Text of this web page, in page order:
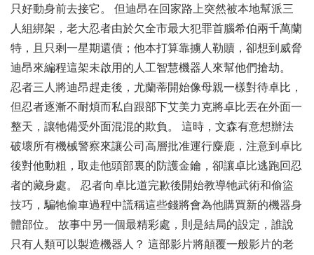
只好動身前去接它。 但迪昂在回家路上突然被本地幫派三
人組綁架，老大忍者由於欠全市最大犯罪首腦希伯兩千萬蘭
特，且只剩一星期還債；他本打算靠擄人勒贖，卻想到威脅
迪昂來編程這架未啟用的人工智慧機器人來幫他們搶劫。
忍者三人將迪昂趕走後，尤蘭蒂開始像母親一樣對待卓比，
但忍者逐漸不耐煩而私自跟部下艾美力克將卓比丟在外面一
整天，讓牠備受外面混混的欺負。 這時，文森有意想辦法
破壞所有機械警察來讓公司高層批准運行麋鹿，注意到卓比
後對他動粗，取走他頭部裏的防護金鑰，卻讓卓比逃跑回忍
者的藏身處。 忍者向卓比道完歉後開始教導牠武術和偷盜
技巧，騙牠偷車過程中謊稱這些錢將會為他購買新的機器身
體部位。 故事中另一個最精彩處，則是結局的設定，誰說
只有人類可以製造機器人？ 這部影片將顛覆一般影片的老